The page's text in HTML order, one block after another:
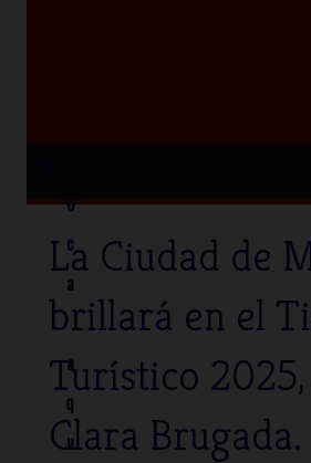
o
c
a
a
q
u
La Ciudad de
brillará en el
Turístico
Clara Brugada.